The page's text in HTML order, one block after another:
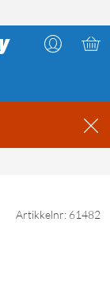
Artikkelnr: 61482